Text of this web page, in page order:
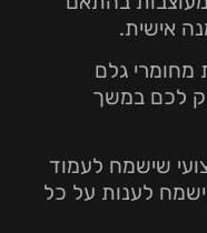
אישית.
מחומרי גלם
לכם במשך
שישמח לעמוד
לענות על כל